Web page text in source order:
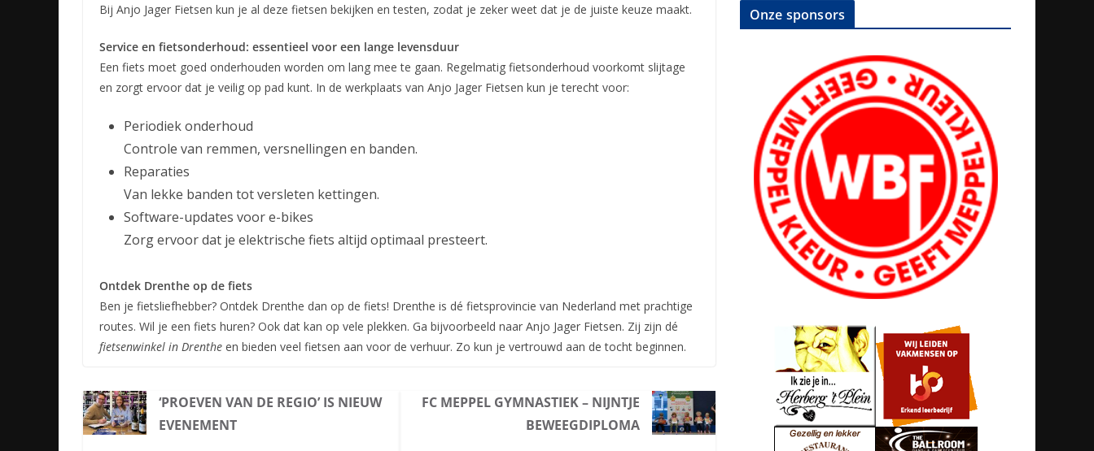
Bij Anjo Jager Fietsen kun je al deze fietsen bekijken en testen, zodat je zeker weet dat je de juiste keuze maakt.
Service en fietsonderhoud: essentieel voor een lange levensduur
Een fiets moet goed onderhouden worden om lang mee te gaan. Regelmatig fietsonderhoud voorkomt slijtage
en zorgt ervoor dat je veilig op pad kunt. In de werkplaats van Anjo Jager Fietsen kun je terecht voor:
Periodiek onderhoud
Controle van remmen, versnellingen en banden.
Reparaties
Van lekke banden tot versleten kettingen.
Software-updates voor e-bikes
Zorg ervoor dat je elektrische fiets altijd optimaal presteert.
Ontdek Drenthe op de fiets
Ben je fietsliefhebber? Ontdek Drenthe dan op de fiets! Drenthe is dé fietsprovincie van Nederland met prachtige
routes. Wil je een fiets huren? Ook dat kan op vele plekken. Ga bijvoorbeeld naar Anjo Jager Fietsen. Zij zijn dé
fietsenwinkel in Drenthe en bieden veel fietsen aan voor de verhuur. Zo kun je vertrouwd aan de tocht beginnen.
‘PROEVEN VAN DE REGIO’ IS NIEUW
EVENEMENT
FC MEPPEL GYMNASTIEK – NIJNTJE
BEWEEGDIPLOMA
Onze sponsors